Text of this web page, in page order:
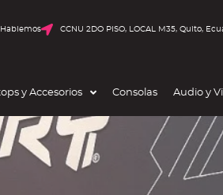
Hablemos CCNU 2DO PISO, LOCAL M35, Quito,
y Accesorios Consolas Audio y